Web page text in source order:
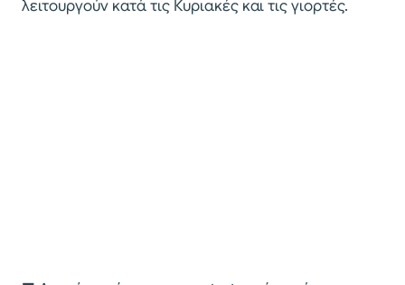
λειτουργούν κατά τις Κυριακές και τις γιορτές.